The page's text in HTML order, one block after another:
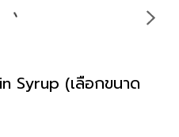
Syrup (เลือกขนาด